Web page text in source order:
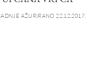
AŽURIRANO 22.12.2017.